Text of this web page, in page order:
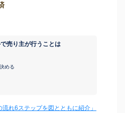
売り主が行うことは
める
れ6ステップを図とともに紹介」